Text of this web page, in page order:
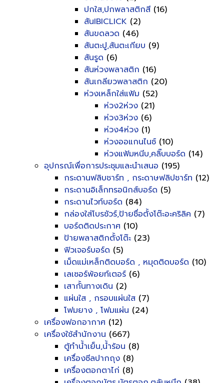
ปกใส,ปกพลาสติกสี (16)
สันIBICLICK (2)
สันขดลวด (46)
สันตะปู,สันตะเกียบ (9)
สันรูด (6)
สันห่วงพลาสติก (16)
สันเกลียวพลาสติก (20)
ห่วงเหล็กใส่แฟ้ม (52)
ห่วง2ห่วง (21)
ห่วง3ห่วง (6)
ห่วง4ห่วง (1)
ห่วงออแกนไนซ์ (10)
ห่วงแฟ้มหนีบ,คลิ๊บบอร์ด (14)
อุปกรณ์เพื่อการประชุมและนำเสนอ (195)
กระดานฟลิบชาร์ท , กระดาษฟลิปชาร์ท (12)
กระดานอิเล็กทรอนิกส์บอร์ด (5)
กระดานไวท์บอร์ด (84)
กล่องใส่โบรชัวร์,ป้ายชื่อตั้งโต๊ะอะคริลิค (7)
บอร์ดติดประกาศ (10)
ป้ายพลาสติกตั้งโต๊ะ (23)
ฟิวเจอร์บอร์ด (5)
เม็ดแม่เหล็กติดบอร์ด , หมุดติดบอร์ด (10)
เลเซอร์พ้อยท์เตอร์ (6)
เสากั้นทางเดิน (2)
แผ่นใส , กรอบแผ่นใส (7)
โฟมยาง , โฟมแผ่น (24)
เครื่องฟอกอากาศ (12)
เครื่องใช้สำนักงาน (667)
ตู้ทำน้ำเย็น,น้ำร้อน (8)
เครื่องซีลปากถุง (8)
เครื่องตอกตาไก่ (8)